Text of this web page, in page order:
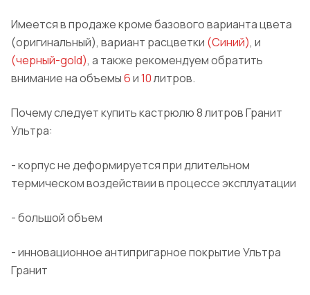
Имеется в продаже кроме базового варианта цвета
(оригинальный), вариант расцветки (Синий), и
(черный-gold), а также рекомендуем обратить
внимание на объемы6и10литров.
Почему следует купить кастрюлю 8 литровГранит
Ультра:
- корпус не деформируется при длительном
термическом воздействии в процессе эксплуатации
- большой объем
- инновационное антипригарное покрытие Ультра
Гранит